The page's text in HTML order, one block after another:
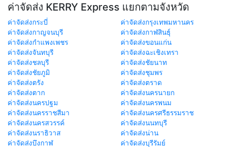
ค่าจัดส่ง KERRY Express แยกตามจังหวัด
ค่าจัดส่งกระบี่
ค่าจัดส่งกรุงเทพมหานคร
ค่าจัดส่งกาญจนบุรี
ค่าจัดส่งกาฬสินธุ์
ค่าจัดส่งกำแพงเพชร
ค่าจัดส่งขอนแก่น
ค่าจัดส่งจันทบุรี
ค่าจัดส่งฉะเชิงเทรา
ค่าจัดส่งชลบุรี
ค่าจัดส่งชัยนาท
ค่าจัดส่งชัยภูมิ
ค่าจัดส่งชุมพร
ค่าจัดส่งตรัง
ค่าจัดส่งตราด
ค่าจัดส่งตาก
ค่าจัดส่งนครนายก
ค่าจัดส่งนครปฐม
ค่าจัดส่งนครพนม
ค่าจัดส่งนครราชสีมา
ค่าจัดส่งนครศรีธรรมราช
ค่าจัดส่งนครสวรรค์
ค่าจัดส่งนนทบุรี
ค่าจัดส่งนราธิวาส
ค่าจัดส่งน่าน
ค่าจัดส่งบึงกาฬ
ค่าจัดส่งบุรีรัมย์